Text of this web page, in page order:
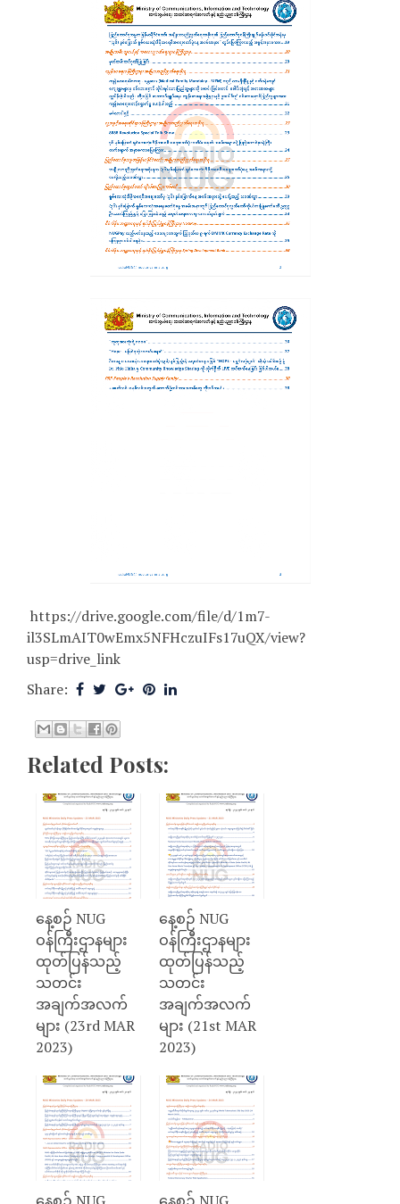
https://drive.google.com/file/d/1m7-
il3SLmAIT0wEmx5NFHczuIFs17uQX/view?
usp=drive_link
Share:
Related Posts:
နေ့စဉ် NUG
ဝန်ကြီးဌာနများ
ထုတ်ပြန်သည့်
သတင်း
အချက်အလက်
များ (23rd MAR
2023)
နေ့စဉ် NUG
ဝန်ကြီးဌာနများ
ထုတ်ပြန်သည့်
သတင်း
အချက်အလက်
များ (21st MAR
2023)